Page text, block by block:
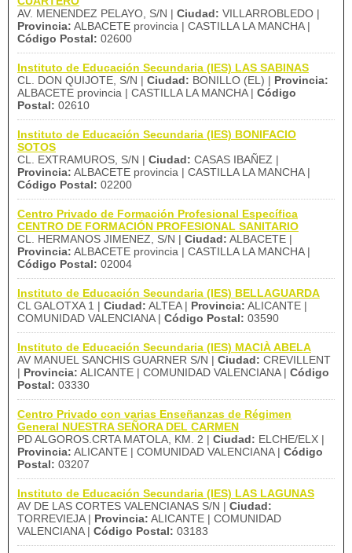
AV. MENENDEZ PELAYO, S/N | Ciudad: VILLARROBLEDO |
Provincia: ALBACETE provincia | CASTILLA LA MANCHA |
Código Postal: 02600
Instituto de Educación Secundaria (IES) LAS SABINAS
CL. DON QUIJOTE, S/N | Ciudad: BONILLO (EL) | Provincia:
ALBACETE provincia | CASTILLA LA MANCHA | Código
Postal: 02610
Instituto de Educación Secundaria (IES) BONIFACIO
SOTOS
CL. EXTRAMUROS, S/N | Ciudad: CASAS IBAÑEZ |
Provincia: ALBACETE provincia | CASTILLA LA MANCHA |
Código Postal: 02200
Centro Privado de Formación Profesional Específica
CENTRO DE FORMACIÓN PROFESIONAL SANITARIO
CL. HERMANOS JIMENEZ, S/N | Ciudad: ALBACETE |
Provincia: ALBACETE provincia | CASTILLA LA MANCHA |
Código Postal: 02004
Instituto de Educación Secundaria (IES) BELLAGUARDA
CL GALOTXA 1 | Ciudad: ALTEA | Provincia: ALICANTE |
COMUNIDAD VALENCIANA | Código Postal: 03590
Instituto de Educación Secundaria (IES) MACIÀ ABELA
AV MANUEL SANCHIS GUARNER S/N | Ciudad: CREVILLENT
| Provincia: ALICANTE | COMUNIDAD VALENCIANA | Código
Postal: 03330
Centro Privado con varias Enseñanzas de Régimen
General NUESTRA SEÑORA DEL CARMEN
PD ALGOROS.CRTA MATOLA, KM. 2 | Ciudad: ELCHE/ELX |
Provincia: ALICANTE | COMUNIDAD VALENCIANA | Código
Postal: 03207
Instituto de Educación Secundaria (IES) LAS LAGUNAS
AV DE LAS CORTES VALENCIANAS S/N | Ciudad:
TORREVIEJA | Provincia: ALICANTE | COMUNIDAD
VALENCIANA | Código Postal: 03183